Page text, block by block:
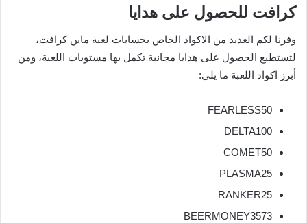
كرافت للحصول على هدايا
وفرنا لكم العديد من الاكواد الخاص بحسابات لعبة ماين كرافت،
لتستطيع الحصول على هدايا مجانية تكمل بها مستويات اللعبة، ومن
أبرز اكواد اللعبة ما يلي:
FEARLESS50
DELTA100
COMET50
PLASMA25
RANKER25
BEERMONEY3573